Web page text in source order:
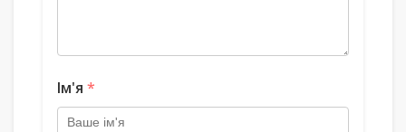
Ім'я *